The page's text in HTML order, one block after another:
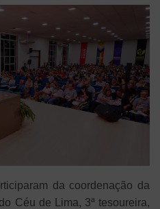
da coordenação da
Céu de Lima, 3ª tesoureira,